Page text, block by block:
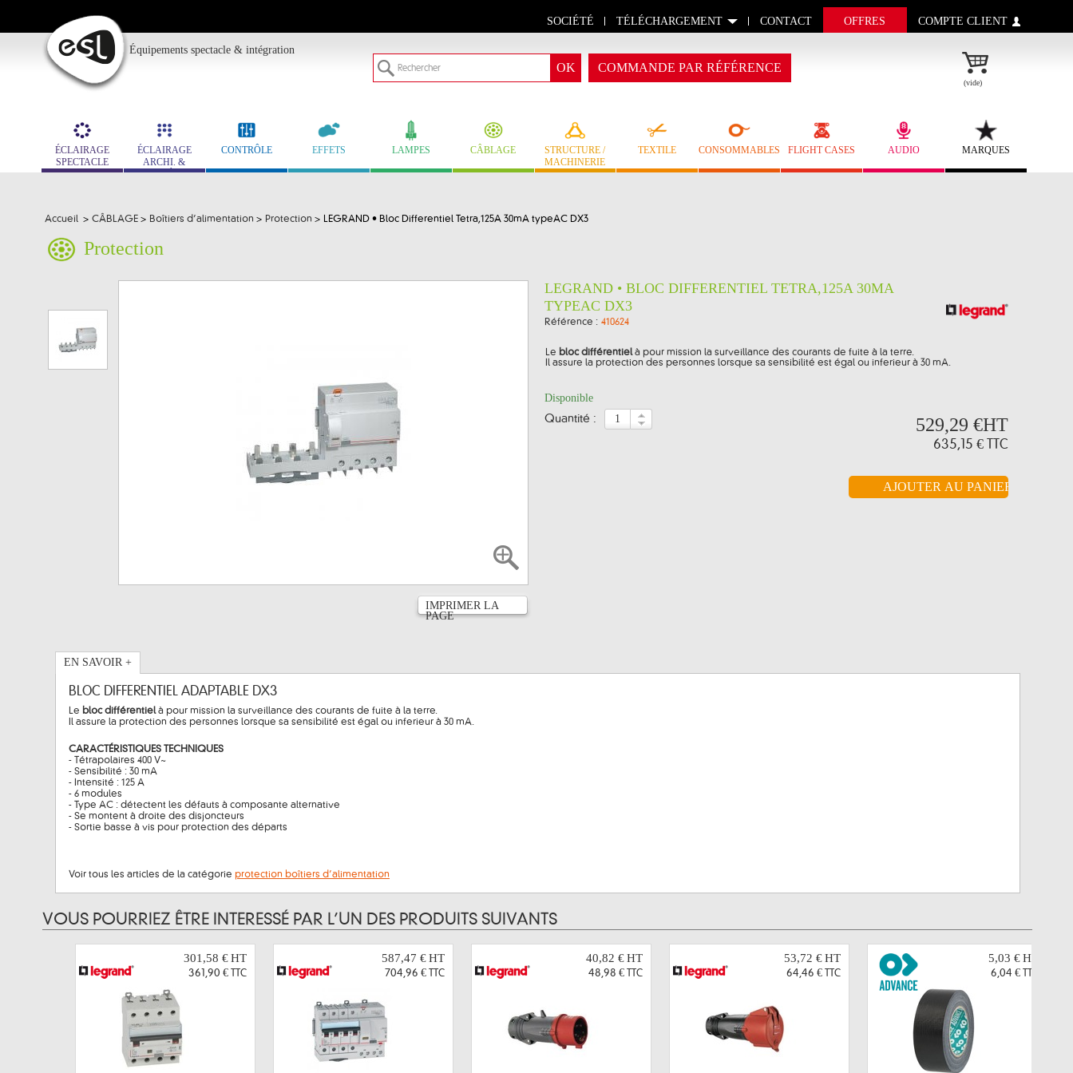
SOCIÉTÉ TÉLÉCHARGEMENT CONTACT OFFRES COMPTE CLIENT
Équipements spectacle & intégration
(vide)
COMMANDE PAR RÉFÉRENCE
ÉCLAIRAGE
SPECTACLE
ÉCLAIRAGE
ARCHI. &
MUSÉO.
CONTRÔLE EFFETS LAMPES CÂBLAGE
STRUCTURE /
MACHINERIE
TEXTILE CONSOMMABLES FLIGHT CASES AUDIO MARQUES
Accueil > CÂBLAGE > Boîtiers d’alimentation > Protection > LEGRAND • Bloc Differentiel Tetra,125A 30mA typeAC DX3
Protection
IMPRIMER LA
PAGE
LEGRAND • BLOC DIFFERENTIEL TETRA,125A 30MA
TYPEAC DX3
Référence : 410624
Le bloc différentielà pour mission la surveillance des courants de fuite à la terre.
Il assure la protection des personnes lorsque sa sensibilité est égal ou inferieur à 30 mA.
Disponible
quantité : 529,29 €HT
635,15 € TTC
EN SAVOIR +
BLOC DIFFERENTIEL ADAPTABLE DX3
Le bloc différentielà pour mission la surveillance des courants de fuite à la terre.
Il assure la protection des personnes lorsque sa sensibilité est égal ou inferieur à 30 mA.
CARACTÉRISTIQUES TECHNIQUES
- Tétrapolaires 400 V~
- Sensibilité : 30 mA
- Intensité : 125 A
- 6 modules
- Type AC : détectent les défauts à composante alternative
- Se montent à droite des disjoncteurs
- Sortie basse à vis pour protection des départs
Voir tous les articles de la catégorie protection boîtiers d’alimentation
VOUS POURRIEZ ÊTRE INTERESSÉ PAR L’UN DES PRODUITS SUIVANTS
301,58 €HT
361,90 € TTC
587,47 €HT
704,96 € TTC
40,82 €HT
48,98 € TTC
53,72 €HT
64,46 € TTC
5,03 €HT
6,04 € TTC